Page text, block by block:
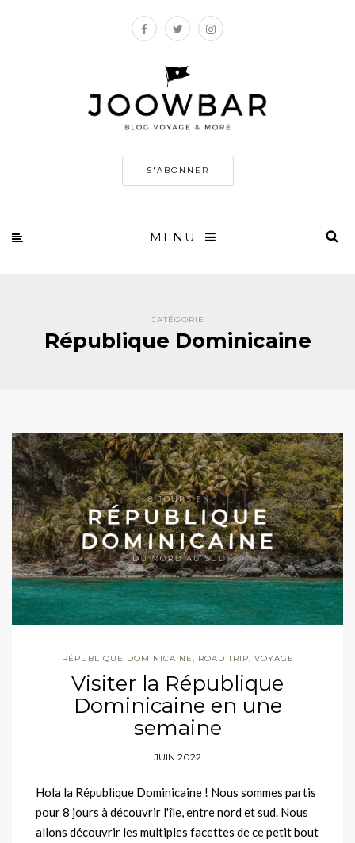
S'ABONNER
MENU
CATÉGORIE
République Dominicaine
RÉPUBLIQUE DOMINICAINE ROAD TRIP VOYAGE
Visiter la République
Dominicaine en une
semaine
JUIN 2022
Hola la République Dominicaine ! Nous sommes partis
pour 8 jours à découvrir l'île, entre nord et sud. Nous
allons découvrir les multiples facettes de ce petit bout